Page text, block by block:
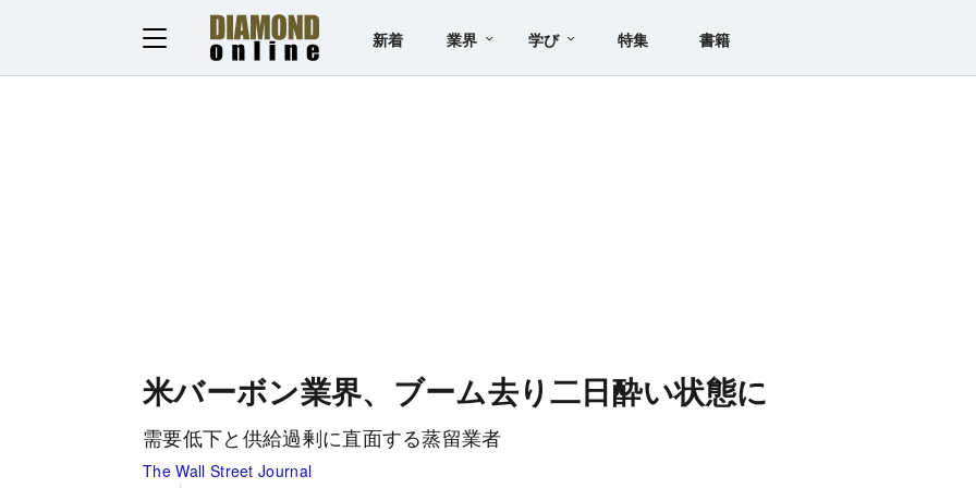
新着 業界 学び 特集 書籍
米バーボン業界、ブーム去り二日酔い状態に
需要低下と供給過剰に直面する蒸留業者
The Wall Street Journal